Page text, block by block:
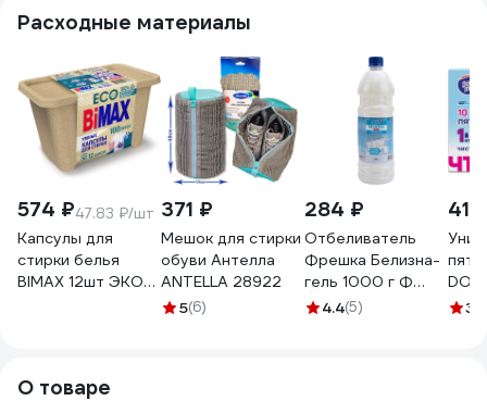
Расходные материалы
574 ₽47.83 ₽/шт
Капсулы для
стирки белья
BIMAX 12шт ЭКО
371 ₽
Мешок для стирки
обуви Антелла
ANTELLA 28922
5(6)
284 ₽
Отбеливатель
Фрешка Белизна-
гель 1000 г Ф
БГ-01
4.4(5) 3.5
О товаре